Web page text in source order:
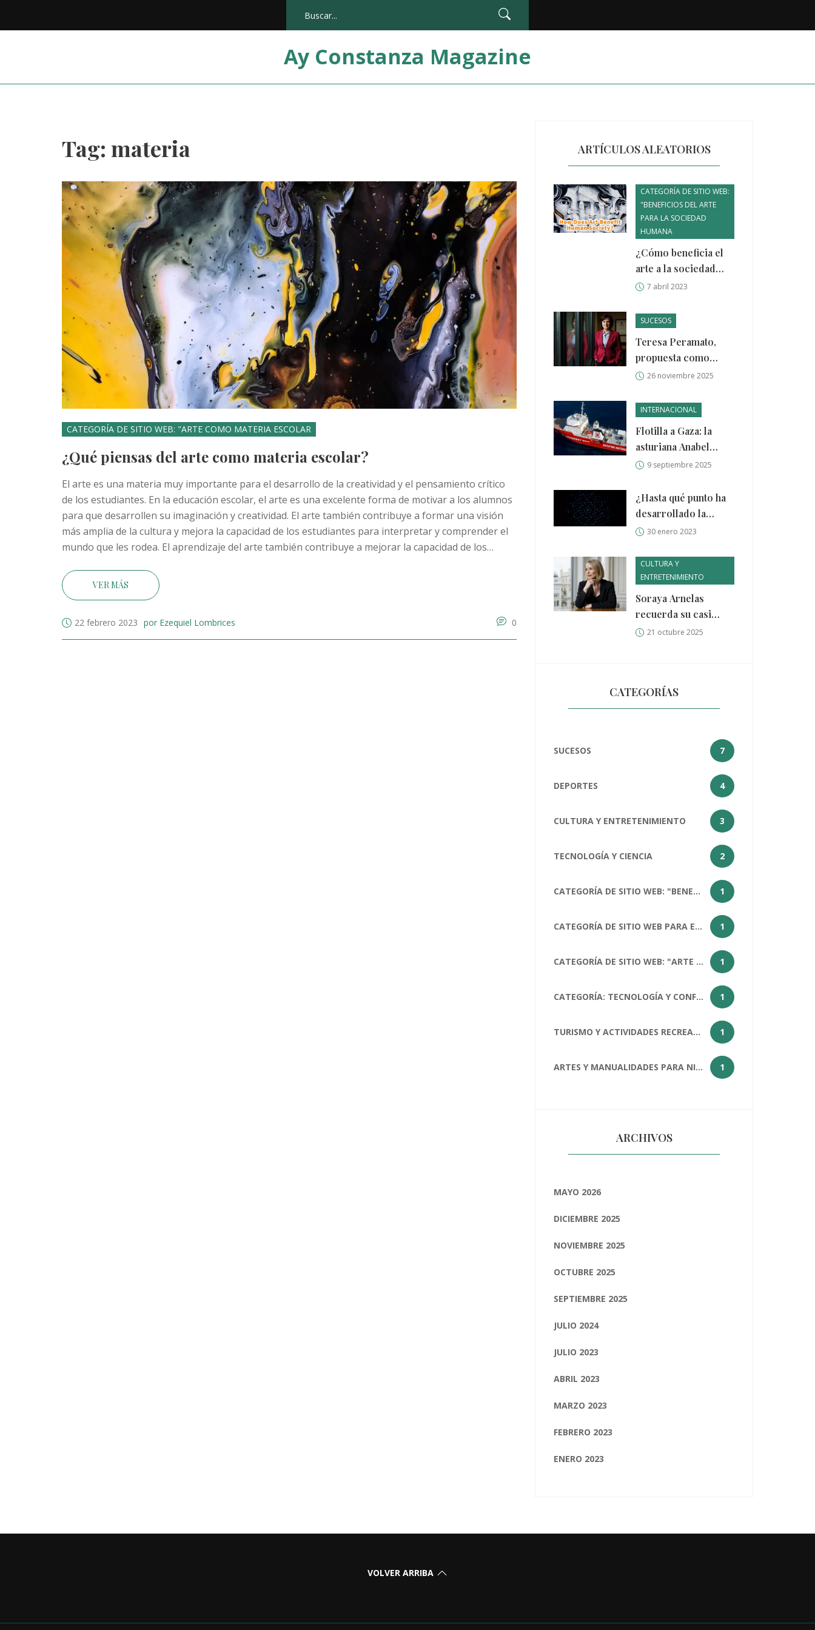
Ay Constanza Magazine
Tag: materia
CATEGORÍA DE SITIO WEB: "ARTE COMO MATERIA ESCOLAR
¿Qué piensas del arte como materia escolar?
El arte es una materia muy importante para el desarrollo de la creatividad y el pensamiento crítico
de los estudiantes. En la educación escolar, el arte es una excelente forma de motivar a los alumnos
para que desarrollen su imaginación y creatividad. El arte también contribuye a formar una visión
más amplia de la cultura y mejora la capacidad de los estudiantes para interpretar y comprender el
mundo que les rodea. El aprendizaje del arte también contribuye a mejorar la capacidad de los
futuro. Por lo tanto, el arte debe ser una parte importante de la educación escolar.
VER MÁS
22 febrero 2023 por Ezequiel Lombrices 0
ARTÍCULOS ALEATORIOS
CATEGORÍA DE SITIO WEB:
"BENEFICIOS DEL ARTE
PARA LA SOCIEDAD
HUMANA
¿Cómo beneficia el
arte a la sociedad
humana?
7 abril 2023
SUCESOS
Teresa Peramato,
propuesta como
nueva fiscal general
García Ortiz por
condena del
Supremo
26 noviembre 2025
INTERNACIONAL
Flotilla a Gaza: la
asturiana Anabel
Montes se suma
misión civil
9 septiembre 2025
¿Hasta qué punto ha
desarrollado la
ciencia y la
ahora?
30 enero 2023
CULTURA Y
ENTRETENIMIENTO
Soraya Arnelas
recuerda su casi
muerte súbita a los 4
21 octubre 2025
CATEGORÍAS
SUCESOS 7
DEPORTES 4
CULTURA Y ENTRETENIMIENTO 3
TECNOLOGÍA Y CIENCIA 2
CATEGORÍA DE SITIO WEB: "BENEFICIOS DEL ARTE PARA LA SOCIEDAD HUMANA 1
CATEGORÍA DE SITIO WEB PARA EL ARTÍCULO "¿CÓMO ESTÁS?": SALUD Y BIENESTAR 1
CATEGORÍA DE SITIO WEB: "ARTE COMO MATERIA ESCOLAR 1
CATEGORÍA: TECNOLOGÍA Y CONFERENCIAS 1
TURISMO Y ACTIVIDADES RECREATIVAS 1
ARTES Y MANUALIDADES PARA NIÑOS 1
ARCHIVOS
MAYO 2026
DICIEMBRE 2025
NOVIEMBRE 2025
OCTUBRE 2025
SEPTIEMBRE 2025
JULIO 2024
JULIO 2023
ABRIL 2023
MARZO 2023
FEBRERO 2023
ENERO 2023
VOLVER ARRIBA